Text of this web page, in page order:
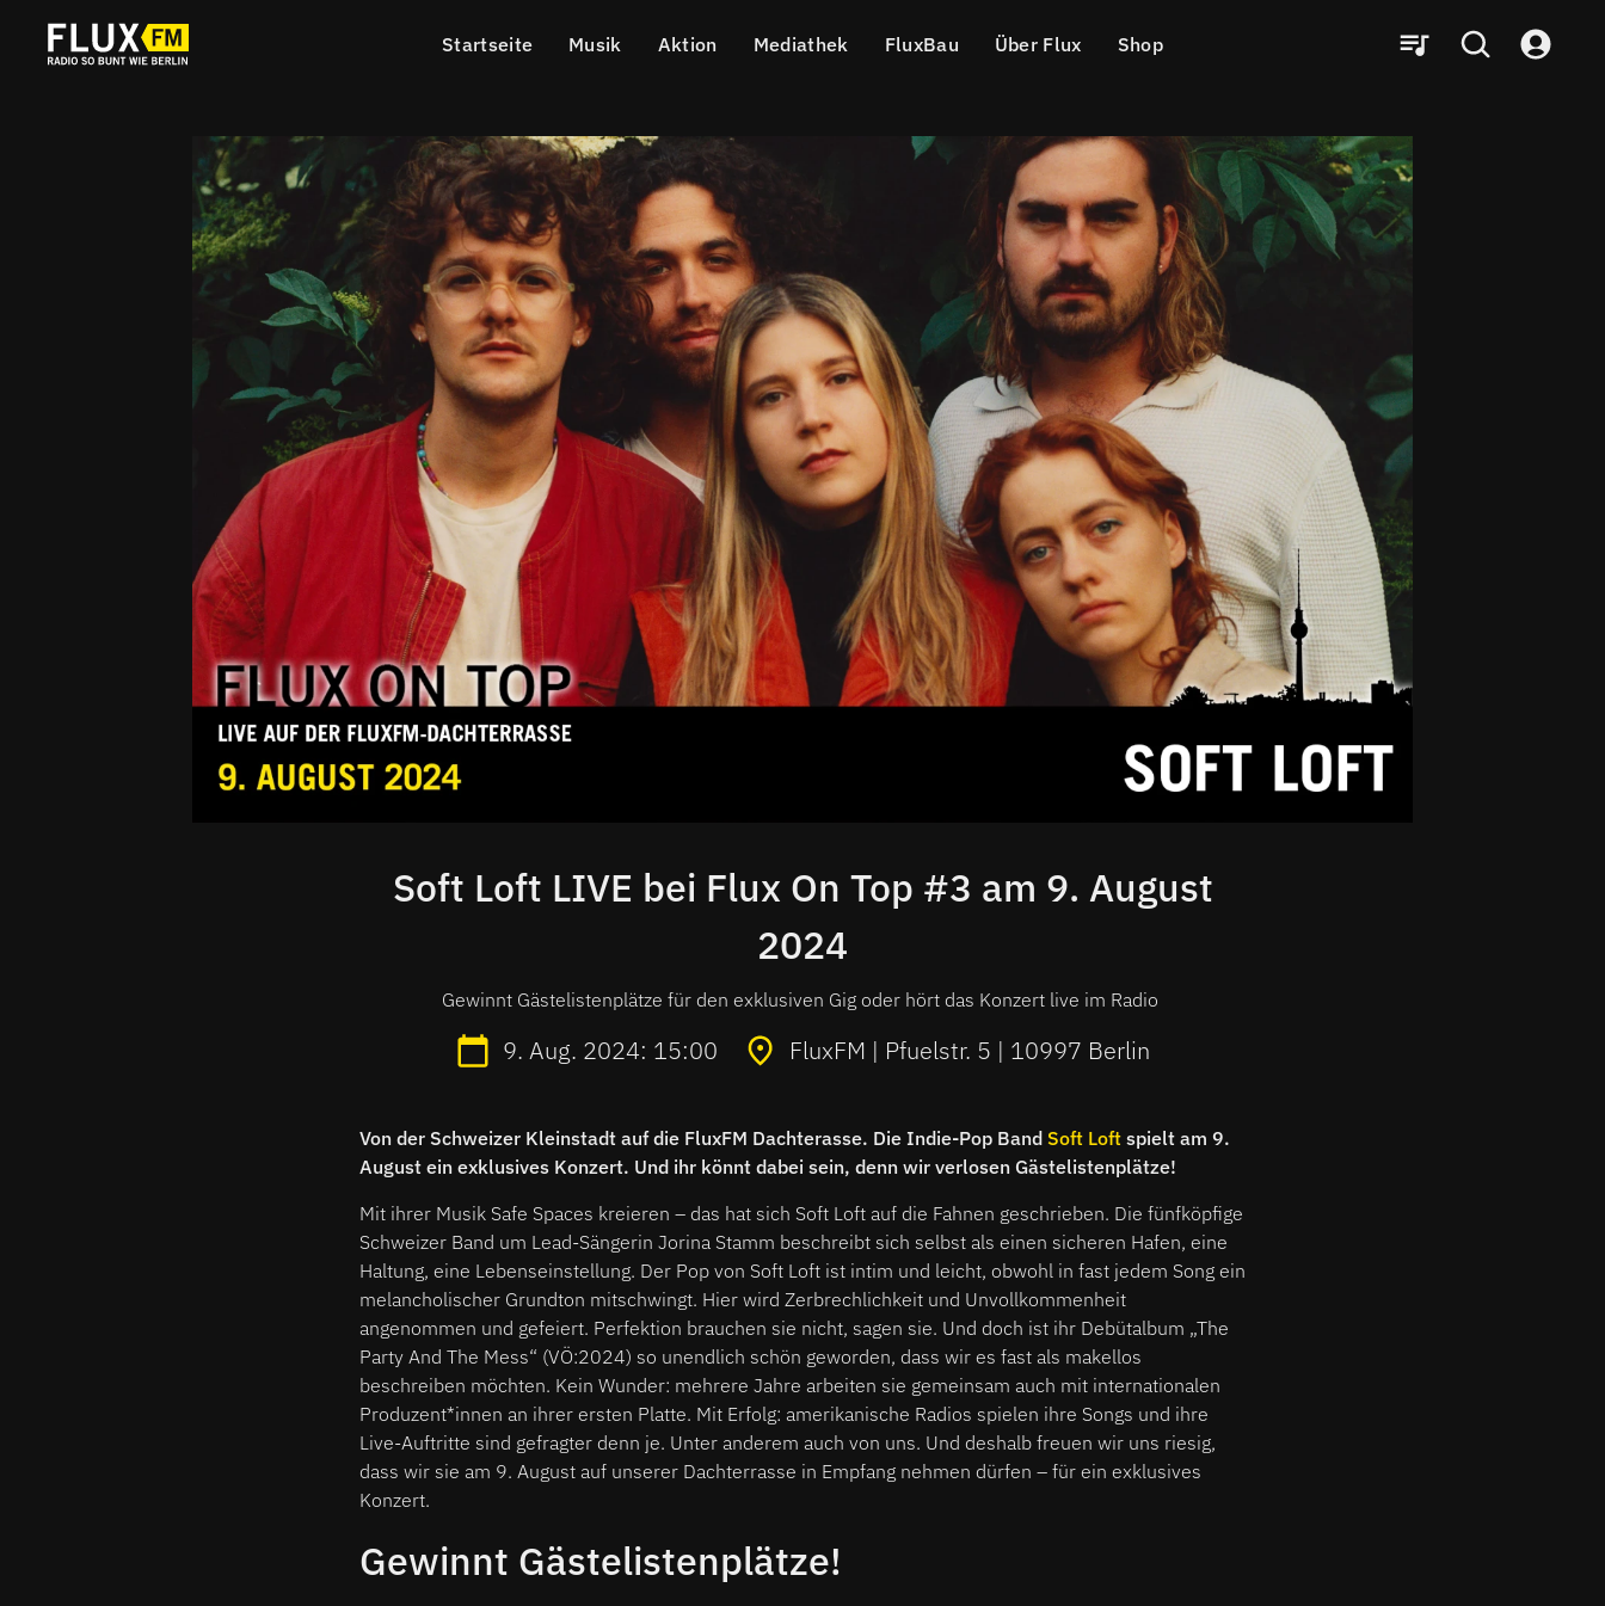
Startseite Musik Aktion Mediathek FluxBau Über Flux Shop
Soft Loft LIVE bei Flux On Top #3 am 9. August
2024
Gewinnt Gästelistenplätze für den exklusiven Gig oder hört das Konzert live im Radio
9. Aug. 2024: 15:00 FluxFM | Pfuelstr. 5 | 10997 Berlin
Von der Schweizer Kleinstadt auf die FluxFM Dachterasse. Die Indie-Pop Band Soft Loft spielt am 9.
August ein exklusives Konzert. Und ihr könnt dabei sein, denn wir verlosen Gästelistenplätze!
Mit ihrer Musik Safe Spaces kreieren – das hat sich Soft Loft auf die Fahnen geschrieben. Die fünfköpfige
Schweizer Band um Lead-Sängerin Jorina Stamm beschreibt sich selbst als einen sicheren Hafen, eine
Haltung, eine Lebenseinstellung. Der Pop von Soft Loft ist intim und leicht, obwohl in fast jedem Song ein
melancholischer Grundton mitschwingt. Hier wird Zerbrechlichkeit und Unvollkommenheit
angenommen und gefeiert. Perfektion brauchen sie nicht, sagen sie. Und doch ist ihr Debütalbum „The
Party And The Mess“ (VÖ:2024) so unendlich schön geworden, dass wir es fast als makellos
beschreiben möchten. Kein Wunder: mehrere Jahre arbeiten sie gemeinsam auch mit internationalen
Produzent*innen an ihrer ersten Platte. Mit Erfolg: amerikanische Radios spielen ihre Songs und ihre
Live-Auftritte sind gefragter denn je. Unter anderem auch von uns. Und deshalb freuen wir uns riesig,
dass wir sie am 9. August auf unserer Dachterrasse in Empfang nehmen dürfen – für ein exklusives
Konzert.
Gewinnt Gästelistenplätze!